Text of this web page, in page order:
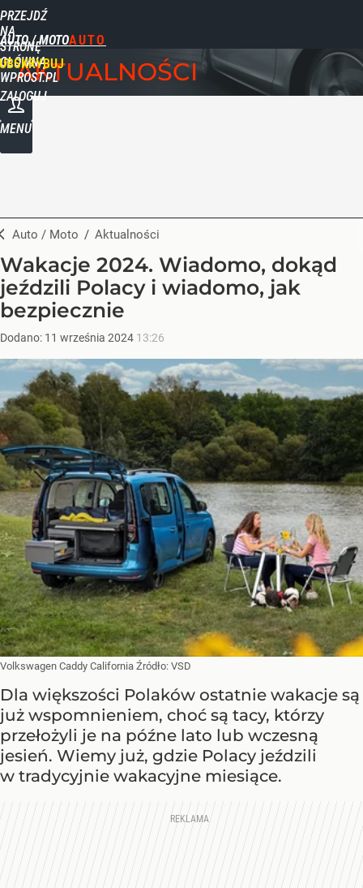
PRZEJDŹ
NA
STRONĘ
GŁÓWNĄ
WPROST.PL
AUTO / MOTO
ZALOGUJ
MENU
AKTUALNOŚCI
Auto / Moto / Aktualności
Wakacje 2024. Wiadomo, dokąd
jeździli Polacy i wiadomo, jak
bezpiecznie
Dodano: 11 września 2024 13:26
Volkswagen Caddy California Źródło: VSD
Dla większości Polaków ostatnie wakacje są
już wspomnieniem, choć są tacy, którzy
przełożyli je na późne lato lub wczesną
jesień. Wiemy już, gdzie Polacy jeździli
w tradycyjnie wakacyjne miesiące.